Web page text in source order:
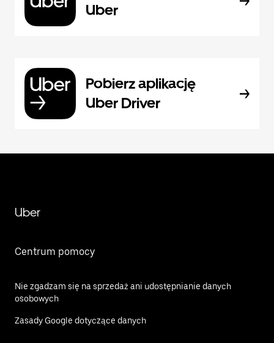
Uber
Pobierz aplikację
Uber Driver
Uber
Centrum pomocy
Nie zgadzam się na sprzedaż ani udostępnianie danych
osobowych
Zasady Google dotyczące danych